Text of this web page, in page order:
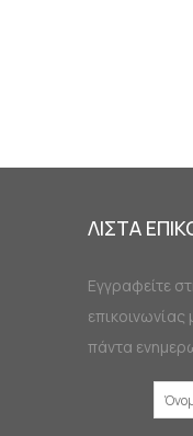
ΛΙΣΤΑ
Εγγραφείτε
επικοινωνίας
πάντα